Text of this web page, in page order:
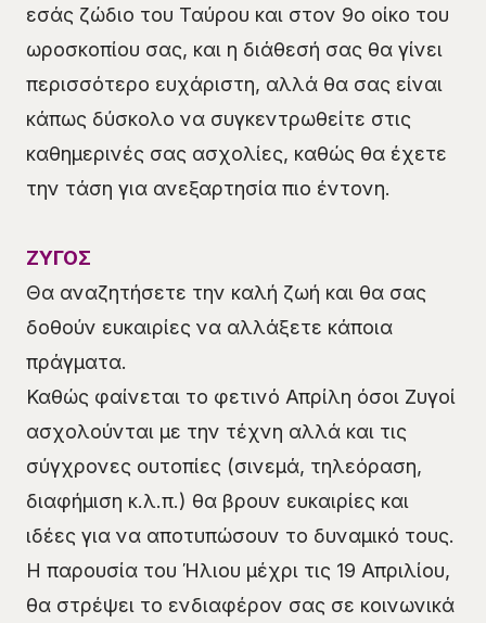
εσάς ζώδιο του Ταύρου και στον 9ο οίκο του
ωροσκοπίου σας, και η διάθεσή σας θα γίνει
περισσότερο ευχάριστη, αλλά θα σας είναι
κάπως δύσκολο να συγκεντρωθείτε στις
καθημερινές σας ασχολίες, καθώς θα έχετε
την τάση για ανεξαρτησία πιο έντονη.
ΖΥΓΟΣ
Θα αναζητήσετε την καλή ζωή και θα σας
δοθούν ευκαιρίες να αλλάξετε κάποια
πράγματα.
Καθώς φαίνεται το φετινό Απρίλη όσοι Ζυγοί
ασχολούνται με την τέχνη αλλά και τις
σύγχρονες ουτοπίες (σινεμά, τηλεόραση,
διαφήμιση κ.λ.π.) θα βρουν ευκαιρίες και
ιδέες για να αποτυπώσουν το δυναμικό τους.
Η παρουσία του Ήλιου μέχρι τις 19 Απριλίου,
θα στρέψει το ενδιαφέρον σας σε κοινωνικά